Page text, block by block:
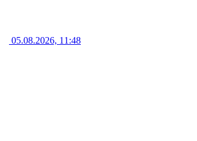
05.08.2026, 11:48